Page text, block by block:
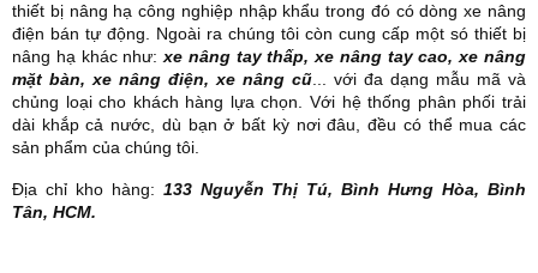
thiết bị nâng hạ công nghiệp nhập khẩu trong đó có dòng xe nâng
điện bán tự động. Ngoài ra chúng tôi còn cung cấp một só thiết bị
nâng hạ khác như:xe nâng tay thấp, xe nâng tay cao, xe nâng
mặt bàn, xe nâng điện, xe nâng cũ... với đa dạng mẫu mã và
chủng loại cho khách hàng lựa chọn. Với hệ thống phân phối trải
dài khắp cả nước, dù bạn ở bất kỳ nơi đâu, đều có thể mua các
sản phẩm của chúng tôi.
Địa chỉ kho hàng: 133 Nguyễn Thị Tú, Bình Hưng Hòa, Bình
Tân, HCM.